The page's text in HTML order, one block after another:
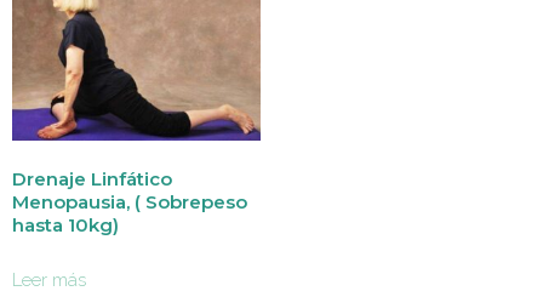
Drenaje Linfático
Menopausia, ( Sobrepeso
hasta 10kg)
Leer más